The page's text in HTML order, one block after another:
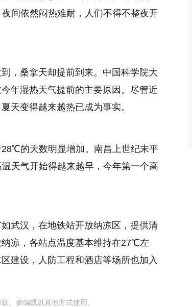
间依然闷热难耐，人们不得不整夜开
，桑拿天却提前到来。中国科学院大
年湿热天气提前的主要原因。尽管近
天变得越来越热已成为事实。
的天数明显增加。南昌上世纪末平
天气开始得越来越早，今年第一个高
武汉，在地铁站开放纳凉区，提供清
凉，各站点温度基本维持在27℃左
建设，人防工程和酒店等场所也加入
、摘编或以其他方式使用。